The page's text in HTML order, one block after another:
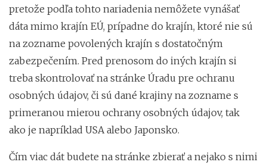
pretože podľa tohto nariadenia nemôžete vynášať
dáta mimo krajín EÚ, prípadne do krajín, ktoré nie sú
na zozname povolených krajín s dostatočným
zabezpečením. Pred prenosom do iných krajín si
treba skontrolovať na stránke Úradu pre ochranu
osobných údajov, či sú dané krajiny na zozname s
primeranou mierou ochrany osobných údajov, tak
ako je napríklad USA alebo Japonsko.
Čím viac dát budete na stránke zbierať a nejako s nimi